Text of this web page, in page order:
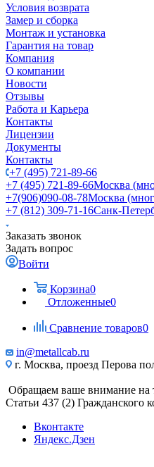
Условия возврата
Замер и сборка
Монтаж и установка
Гарантия на товар
Компания
О компании
Новости
Отзывы
Работа и Карьера
Контакты
Лицензии
Документы
Контакты
+7 (495) 721-89-66
+7 (495) 721-89-66Москва
+7(906)090-08-78Москва
+7 (812) 309-71-16Санк-
Заказать звонок
Задать вопрос
Войти
Корзина0
Отложенные0
Сравнение товаров0
in@metallcab.ru
г. Москва, проезд Перова
Обращаем ваше внимание на
Статьи 437 (2) Гражданского
Вконтакте
Яндекс.Дзен